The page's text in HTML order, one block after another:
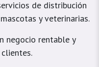
de distribución
y veterinarias.
negocio rentable y